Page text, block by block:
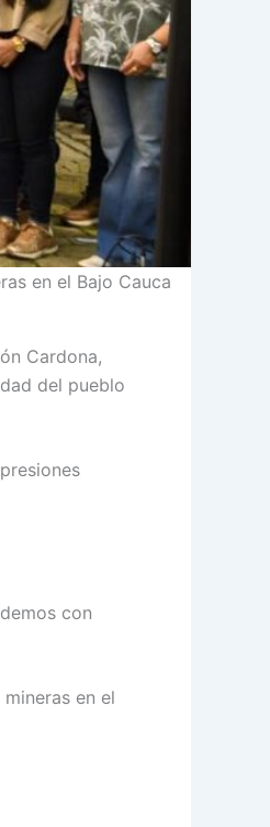
en el Bajo Cauca
Cardona,
del pueblo
con
en el